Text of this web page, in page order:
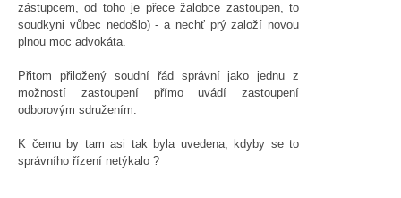
zástupcem, od toho je přece žalobce zastoupen, to
soudkyni vůbec nedošlo) - a nechť prý založí novou
plnou moc advokáta.
Přitom přiložený soudní řád správní jako jednu z
možností zastoupení přímo uvádí zastoupení
odborovým sdružením.
K čemu by tam asi tak byla uvedena, kdyby se to
správního řízení netýkalo ?